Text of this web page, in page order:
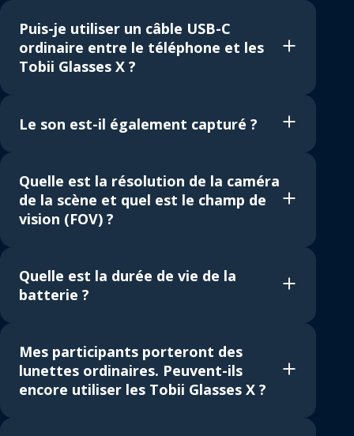
Puis-je utiliser un câble USB-C
ordinaire entre le téléphone et les
Tobii Glasses X ?
Le son est-il également capturé ?
Quelle est la résolution de la caméra
de la scène et quel est le champ de
vision (FOV) ?
Quelle est la durée de vie de la
batterie ?
Mes participants porteront des
lunettes ordinaires. Peuvent-ils
encore utiliser les Tobii Glasses X ?